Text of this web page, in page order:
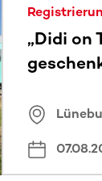
„Didi on